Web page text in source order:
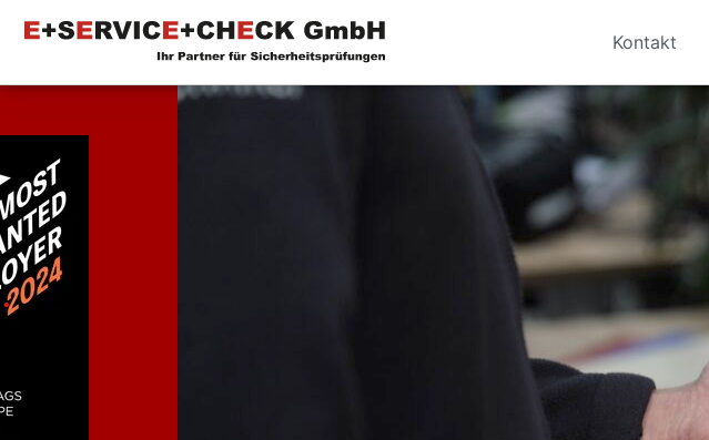
Kontakt